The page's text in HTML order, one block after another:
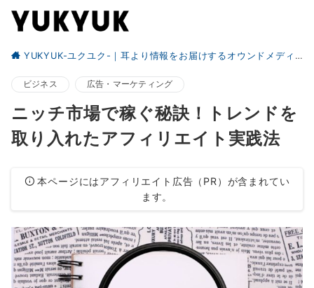
YUKYUK-ユクユク-｜耳より情報をお届けするオウンドメディア
ビジネス 広告・マーケティング
ニッチ市場で稼ぐ秘訣！トレンドを
取り入れたアフィリエイト実践法
本ページにはアフィリエイト広告（PR）が含まれてい
ます。